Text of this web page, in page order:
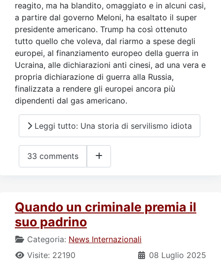
reagito, ma ha blandito, omaggiato e in alcuni casi,
a partire dal governo Meloni, ha esaltato il super
presidente americano. Trump ha così ottenuto
tutto quello che voleva, dal riarmo a spese degli
europei, al finanziamento europeo della guerra in
Ucraina, alle dichiarazioni anti cinesi, ad una vera e
propria dichiarazione di guerra alla Russia,
finalizzata a rendere gli europei ancora più
dipendenti dal gas americano.
Leggi tutto: Una storia di servilismo idiota
33 comments
Quando un criminale premia il
suo padrino
Categoria: News Internazionali
08 Luglio 2025
Visite: 22190